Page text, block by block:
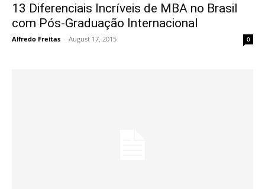
13 Diferenciais Incríveis de MBA no Brasil
com Pós-Graduação Internacional
Alfredo Freitas - August 17, 2015 0